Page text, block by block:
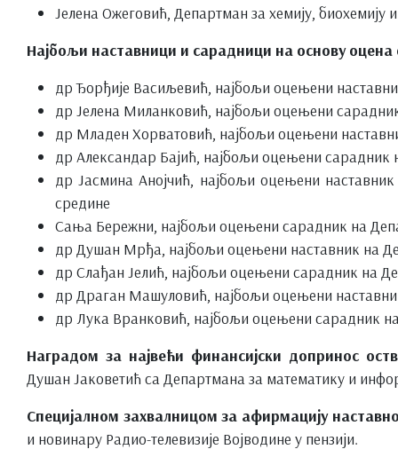
Јелена Ожеговић, Департман за хемију, биохемију
Најбољи наставници и сарадници на основу
др Ђорђије Васиљевић, најбољи оцењени
др Јелена Миланковић, најбољи оцењени
др Младен Хорватовић, најбољи оцењени
др Александар Бајић, најбољи оцењени сарадник
др Јасмина Анојчић, најбољи оцењени
средине
Сања Бережни, најбољи оцењени сарадник на
др Душан Мрђа, најбољи оцењени наставник на
др Слађан Јелић, најбољи оцењени сарадник на
др Драган Машуловић, најбољи оцењени
др Лука Вранковић, најбољи оцењени сарадник
Наградом за највећи финансијски допринос
Душан Јаковетић са Департмана за математику и
Специјалном захвалницом за афирмацију
и новинару Радио-телевизије Војводине у пензији.